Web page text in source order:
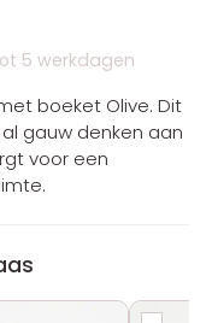
5 werkdagen
boeket Olive. Dit
gauw denken aan
voor een